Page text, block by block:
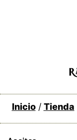
Inicio/ Tienda